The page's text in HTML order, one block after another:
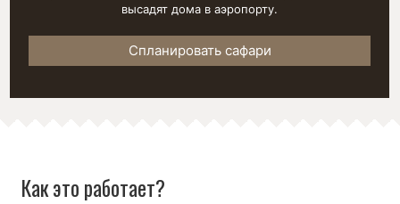
высадят дома в аэропорту.
Спланировать сафари
Как это работает?